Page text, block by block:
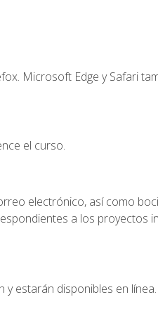
Microsoft Edge y Safari
el curso.
electrónico, así como
a los proyectos
estarán disponibles en línea.